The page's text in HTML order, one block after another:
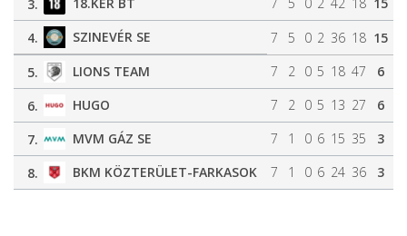
3.
4.
SZINEVÉR SE 7 5 0 2 36 18 15
5.
LIONS TEAM 7 2 0 5 18 47
6
6.
HUGO 7 2 0 5 13 27
6
7.
MVM GÁZ SE 7 1 0 6 15 35
3
8.
BKM KÖZTERÜLET-FARKASOK 7 1 0 6 24 36 3